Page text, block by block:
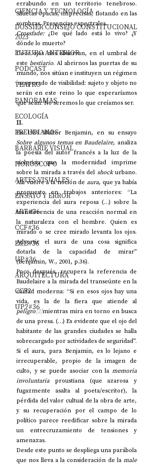
CIENCIA Y TECNOLOGÍA
DOSSIER CONSEJO CONSTITUCIONAL
2023
FUTURO ANTERIOR
PODCAST
TEATRO
PANORAMAS
ECOLOGÍA
FREUDIANOS
BARBARIE VISUAL
HORÓSCOPO
ARTES VISUALES
ENSAYO Y ERROR
ART#36
CCF#36
E&E#36
UP#36
ARQUITECTURA
CCF2
UP2#36
errabundo en un territorio tenebroso.
Siluetas opacas, imprecisas, flotando en las
sombras. Presencias espectrales.
Crossfade: ¿De qué lado está lo vivo? ¿Y
dónde lo muerto?
Doce ojos nos observan, en el umbral de
este bestiario. Al abrirnos las puertas de su
mundo, nos sitúan e instituyen un régimen
inesperado de visibilidad: sujeto y objeto no
serán en este reino lo que esperaríamos
que sean. No seremos lo que creíamos ser.
II.
Sobre algunos temas en Baudelaire, analiza
la poesía del autor francés a la luz de la
violencia que la modernidad imprime
sobre la mirada a través del shock urbano.
Allí vuelve a la noción de aura, que ya había
propuesto en trabajos anteriores: “La
experiencia del aura reposa (…) sobre la
transferencia de una reacción normal en
la naturaleza con el hombre. Quien es
mirado o se cree mirado levanta los ojos.
Advertir el aura de una cosa significa
dotarla de la capacidad de mirar”
(Benjamin, W., 2001, p.36).
Poco después, recupera la referencia de
Baudelaire a la mirada del transeúnte en la
ciudad moderna: “Si en esos ojos hay una
peligro[2]mientras mira en torno en busca
de una presa. (…) Es evidente que el ojo del
habitante de las grandes ciudades se halla
Si el aura, para Benjamin, es lo lejano e
irrecuperable, propio de la imagen de
culto, y se puede asociar con la memoria
involuntaria proustiana (que azarosa y
fugazmente asalta al poeta/escritor), la
pérdida del valor cultual de la obra de arte,
y su recuperación por el campo de lo
político parece reedificar sobre la mirada
un entrecruzamiento de tensiones y
amenazas.
Desde este punto se despliega una parábola
que nos lleva a la consideración de la male